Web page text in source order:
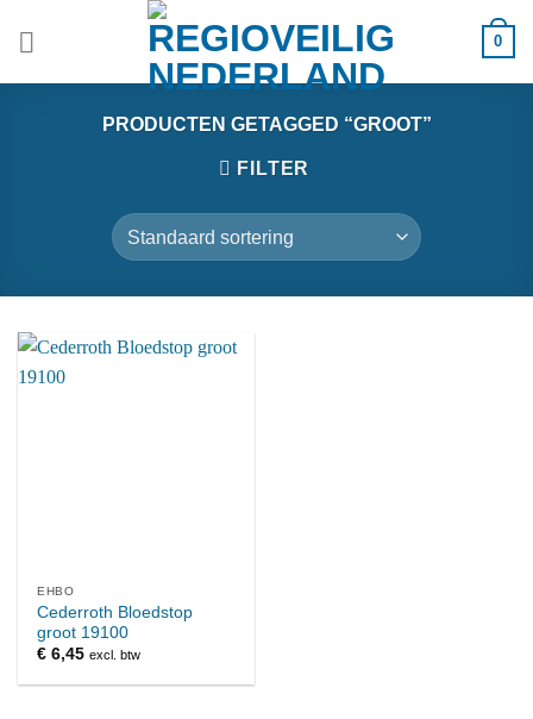
0
PRODUCTEN GETAGGED “GROOT”
FILTER
EHBO
Cederroth Bloedstop
groot 19100
€ 6,45 excl. btw